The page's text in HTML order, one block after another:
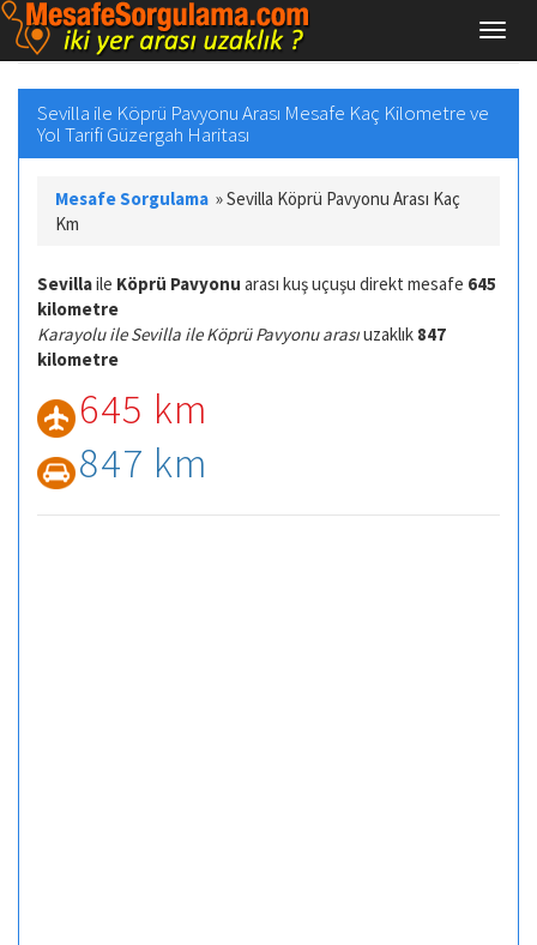
Sevilla ile Köprü Pavyonu Arası Mesafe Kaç Kilometre ve
Yol Tarifi Güzergah Haritası
Mesafe Sorgulama »Sevilla Köprü Pavyonu Arası Kaç
Km
Sevillaile Köprü Pavyonu arası kuş uçuşu direkt mesafe 645
kilometre
Karayolu ile Sevilla ile Köprü Pavyonu arasıuzaklık 847
kilometre
645 km
847 km